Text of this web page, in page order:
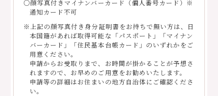
○顔写真付きマイナンバーカード（個人番号カード）※
通知カード不可
※上記の顔写真付き身分証明書をお持ちで無い方は、日
本国籍があれば取得可能な「パスポート」「マイナン
バーカード」「住民基本台帳カード」のいずれかをご
用意ください。
申請からお受取りまで、お時間が掛かることが予想さ
れますので、お早めのご用意をお勧めいたします。
申請等の詳細はお住まいの地方自治体にご確認くださ
い。